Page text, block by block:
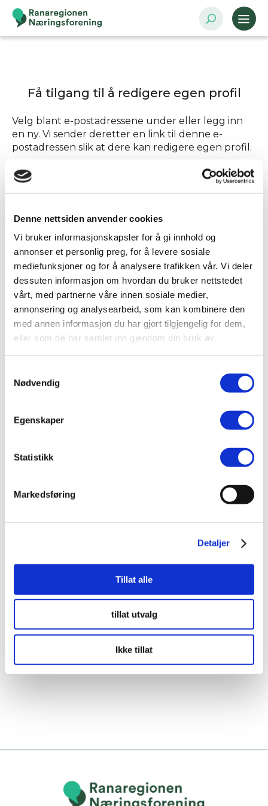
Denne nettsiden anvender cookies
Vi bruker informasjonskapsler for å gi innhold og
annonser et personlig preg, for å levere sosiale
mediefunksjoner og for å analysere trafikken vår. Vi deler
dessuten informasjon om hvordan du bruker nettstedet
vårt, med partnerne våre innen sosiale medier,
annonsering og analysearbeid, som kan kombinere den
med annen informasjon du har gjort tilgjengelig for dem,
eller som de har samlet inn gjennom din bruk av
Nødvendig
Egenskaper
Statistikk
Markedsføring
Detaljer
Tillat alle
tillat utvalg
Ikke tillat
Få tilgang til å redigere egen profil
Velg blant e-postadressene under eller legg inn
en ny. Vi sender deretter en link til denne e-
postadressen slik at dere kan redigere egen profil.
Send tilgang til
Annen - Skriv inn e-postadresse selv
SEND